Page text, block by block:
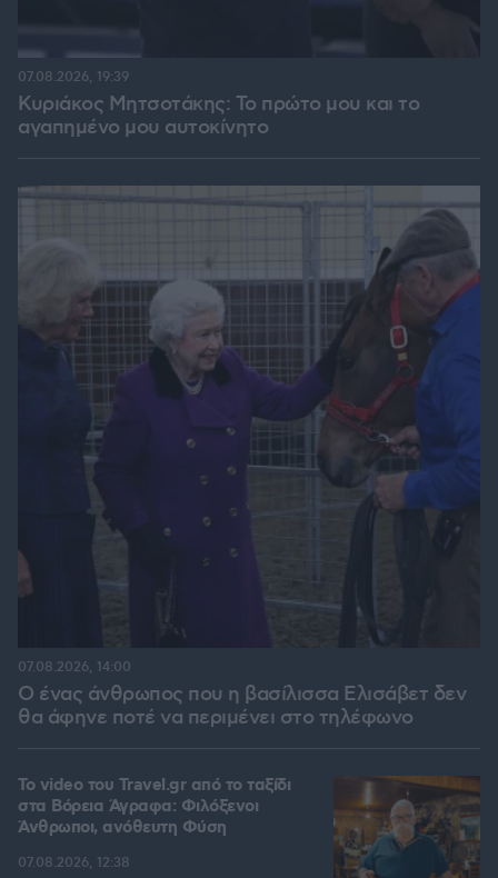
Κυριάκος Μητσοτάκης: Το πρώτο μου και το
αγαπημένο μου αυτοκίνητο
07.08.2026, 19:39
Ο ένας άνθρωπος που η βασίλισσα Ελισάβετ δεν
θα άφηνε ποτέ να περιμένει στο τηλέφωνο
07.08.2026, 14:00
To video του Travel.gr από το ταξίδι
στα Βόρεια Άγραφα: Φιλόξενοι
Άνθρωποι, ανόθευτη Φύση
07.08.2026, 12:38